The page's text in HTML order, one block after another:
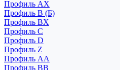
Профиль AX
Профиль B (Б)
Профиль BX
Профиль C
Профиль D
Профиль Z
Профиль АА
Профиль BB